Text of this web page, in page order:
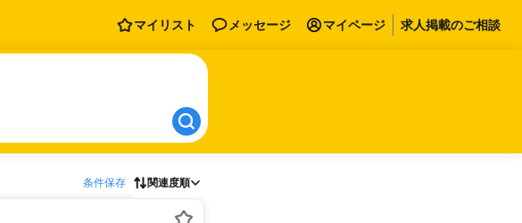
マイリスト メッセージ マイページ 求人掲載のご相談
条件保存 関連度順